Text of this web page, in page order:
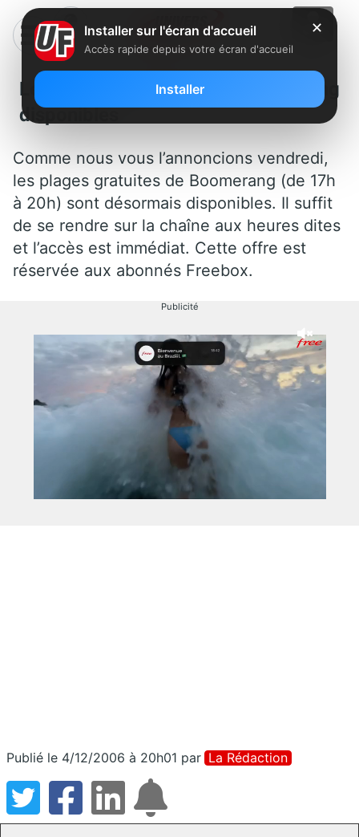
Les plages gratuites de Boomerang
disponibles
Comme nous vous l’annoncions vendredi,
les plages gratuites de Boomerang (de 17h
à 20h) sont désormais disponibles. Il suffit
de se rendre sur la chaîne aux heures dites
et l’accès est immédiat. Cette offre est
réservée aux abonnés Freebox.
Publicité
Publié le 4/12/2006 à 20h01 par La Rédaction
✕
Installer sur l'écran d'accueil
Accès rapide depuis votre écran d'accueil
Installer